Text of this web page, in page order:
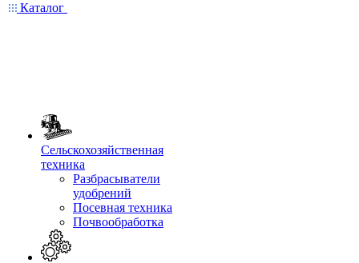
Каталог
Сельскохозяйственная
техника
Разбрасыватели
удобрений
Посевная техника
Почвообработка